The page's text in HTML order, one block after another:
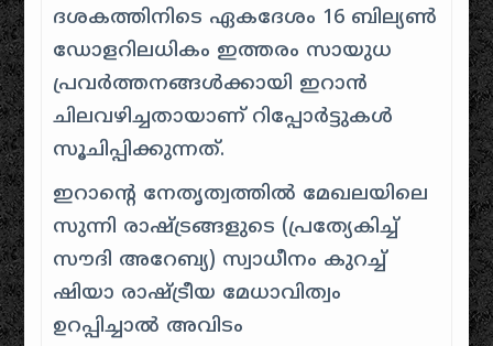
ദശകത്തിനിടെ ഏകദേശം 16 ബില്യൺ
ഡോളറിലധികം ഇത്തരം സായുധ
പ്രവർത്തനങ്ങൾക്കായി ഇറാൻ
ചിലവഴിച്ചതായാണ് റിപ്പോർട്ടുകൾ
സൂചിപ്പിക്കുന്നത്.
ഇറാൻ്റെ നേതൃത്വത്തിൽ മേഖലയിലെ
സുന്നി രാഷ്ട്രങ്ങളുടെ (പ്രത്യേകിച്ച്
സൗദി അറേബ്യ) സ്വാധീനം കുറച്ച്
ഷിയാ രാഷ്ട്രീയ മേധാവിത്വം
ഉറപ്പിച്ചാൽ അവിടം